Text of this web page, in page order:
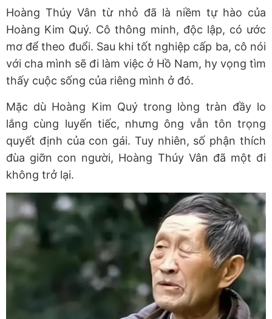
Hoàng Thúy Vân từ nhỏ đã là niềm tự hào của
Hoàng Kim Quý. Cô thông minh, độc lập, có ước
mơ để theo đuổi. Sau khi tốt nghiệp cấp ba, cô nói
với cha mình sẽ đi làm việc ở Hồ Nam, hy vọng tìm
thấy cuộc sống của riêng mình ở đó.
Mặc dù Hoàng Kim Quý trong lòng tràn đầy lo
lắng cùng luyến tiếc, nhưng ông vẫn tôn trọng
quyết định của con gái. Tuy nhiên, số phận thích
đùa giỡn con người, Hoàng Thúy Vân đã một đi
không trở lại.